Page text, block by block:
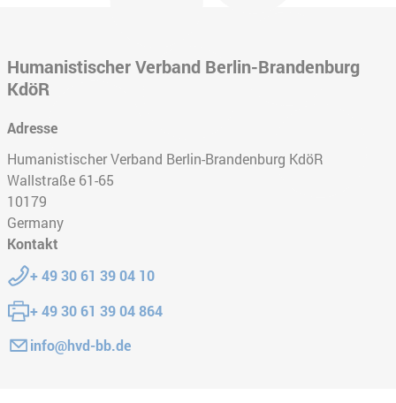
Humanistischer Verband Berlin-Brandenburg
KdöR
Adresse
Humanistischer Verband Berlin-Brandenburg KdöR
Wallstraße 61-65
10179
Germany
Kontakt
Telephone:
+ 49 30 61 39 04 10
Fax:+ 49 30 61 39 04 864
E-mail:info@hvd-bb.de